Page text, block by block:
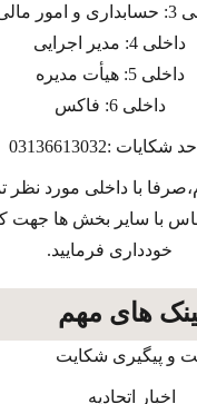
امور مالی
داخلی 4: مدیر اجرایی
داخلی 5: هیأت مدیره
داخلی 6: فاکس
شکایات :03136613032
با داخلی مورد
با سایر بخش ها
خودداری فرمایید.
های مهم
و پیگیری شکایت
اخبار اتحادیه